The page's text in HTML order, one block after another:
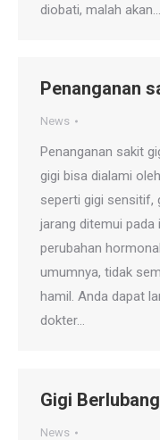
diobati, malah akan…
Penanganan
News
Penanganan sakit
gigi bisa dialami
seperti gigi sensitif,
jarang ditemui pada
perubahan
umumnya, tidak
hamil. Anda dapat
dokter…
Gigi Berlubang
News